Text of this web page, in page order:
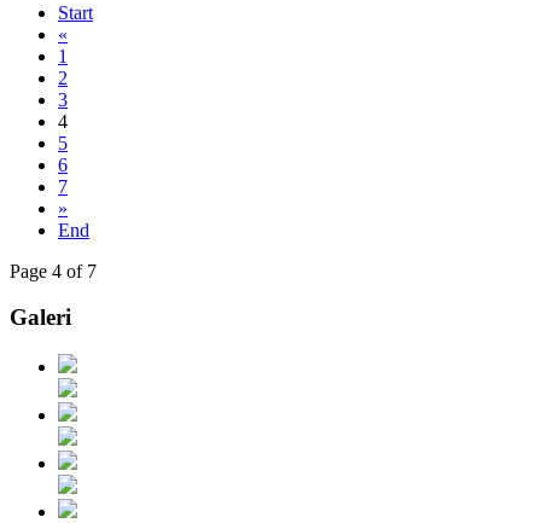
Start
«
1
2
3
4
5
6
7
»
End
Page 4 of 7
Galeri